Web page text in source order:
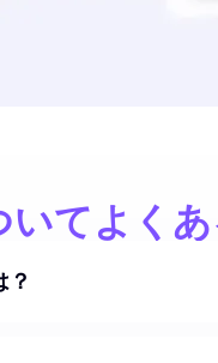
いてよく
？